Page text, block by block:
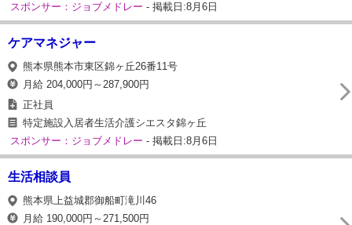
スポンサー：ジョブメドレー - 掲載日:8月6日
ケアマネジャー
熊本県熊本市東区錦ヶ丘26番11号
月給 204,000円～287,900円
正社員
特定施設入居者生活介護シエスタ錦ヶ丘
スポンサー：ジョブメドレー - 掲載日:8月6日
生活相談員
熊本県上益城郡御船町滝川46
月給 190,000円～271,500円